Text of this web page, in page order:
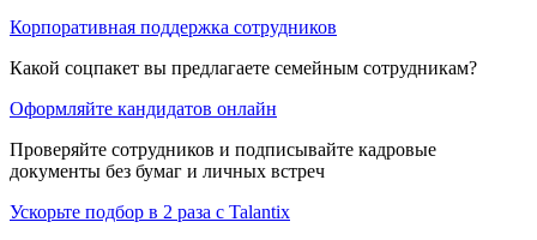
Корпоративная поддержка сотрудников
Какой соцпакет вы предлагаете семейным сотрудникам?
Оформляйте кандидатов онлайн
Проверяйте сотрудников и подписывайте кадровые
документы без бумаг и личных встреч
Ускорьте подбор в 2 раза с Talantix